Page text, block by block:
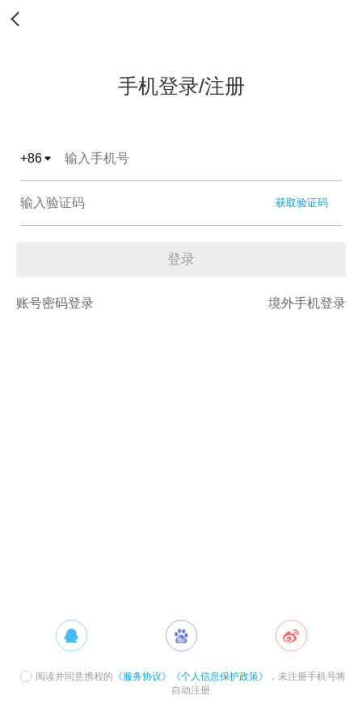
手机登录/注册
+86
获取验证码
登录
账号密码登录 境外手机登录
阅读并同意携程的 《服务协议》 《个人信息保护政策》
，未注册手机号将
自动注册